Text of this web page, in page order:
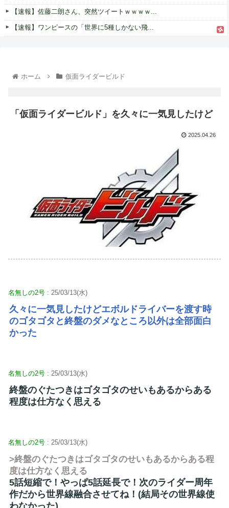
【速報】佐藤二朗さん、突然ツイートｗｗｗｗ...
【速報】ワンピースの「世界に5種しかない飛...
ホーム 仮面ライダービルド
「仮面ライダービルド」を久々に一気見したけど
2025.04.26
名無しの2号 : 25/03/13(水)
久々に一気見したけどエボルドライバーを渡す時
のゴタゴタと終盤のダメなところ以外は全部面白
かった
名無しの2号 : 25/03/13(水)
終盤のぐたつきはゴタゴタのせいもあるからある
程度は仕方なく思える
名無しの2号 : 25/03/13(水)
>終盤のぐたつきはゴタゴタのせいもあるからある程
度は仕方なく思える
5話短縮で！やっぱ5話延長で！次のライダー周年
作だから世界線融合させてね！(結局その世界線使
わなかった)